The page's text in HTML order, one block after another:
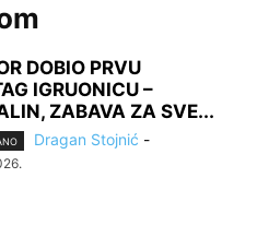
DOBIO PRVU
IGRUONICU –
ZABAVA ZA SVE...
Dragan Stojnić -